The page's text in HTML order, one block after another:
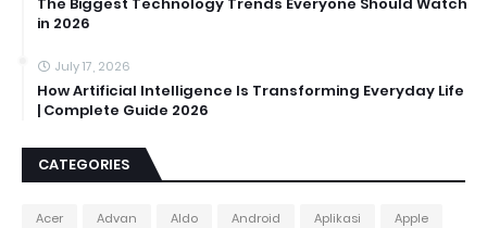
in 2026
July 17, 2026
How Artificial Intelligence Is Transforming Everyday Life
| Complete Guide 2026
CATEGORIES
Acer Advan Aldo Android Aplikasi
Apple